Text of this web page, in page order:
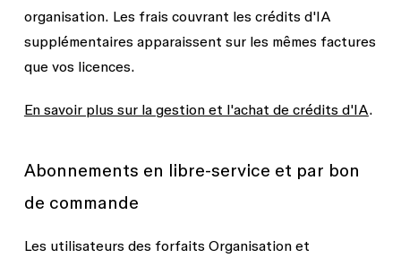
organisation. Les frais couvrant les crédits d'IA
supplémentaires apparaissent sur les mêmes factures
que vos licences.
En savoir plus sur la gestion et l'achat de crédits d'IA.
Abonnements en libre-service et par bon
de commande
Les utilisateurs des forfaits Organisation et